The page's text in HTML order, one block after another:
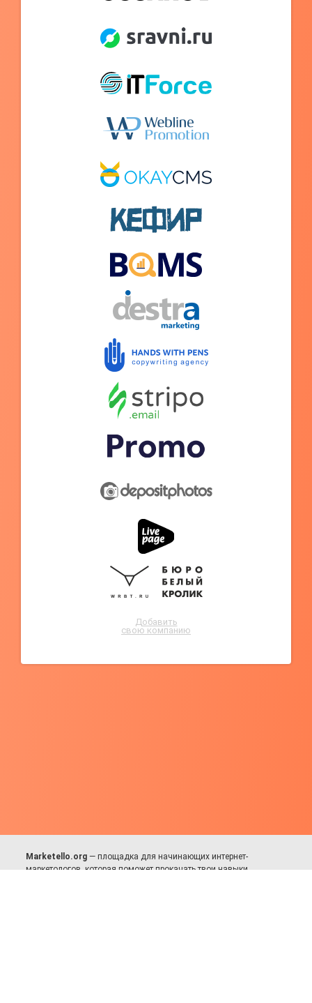
Добавить
свою компанию
Marketello.org — площадка для начинающих интернет-
маркетологов, которая поможет прокачать твои навыки.